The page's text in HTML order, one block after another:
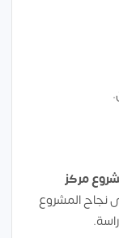
مركز
نجاح المشروع